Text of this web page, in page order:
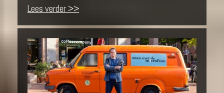
Lees verder >>